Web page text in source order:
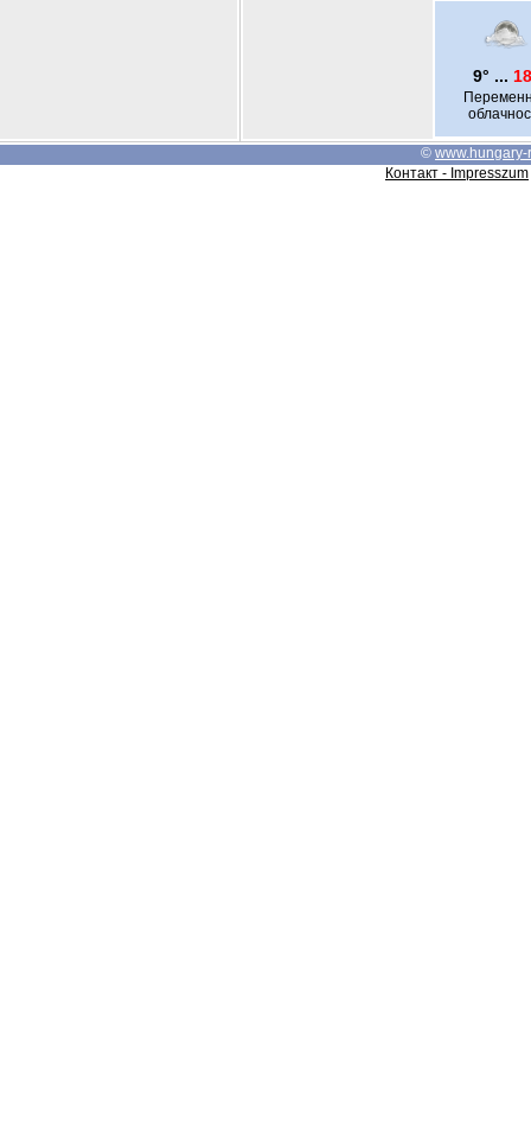
9° ...
© www.hungary-
Контакт - Impresszum